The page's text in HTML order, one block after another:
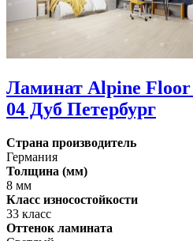
Ламинат Alpine
04 Дуб Петербург
Страна производитель
Германия
Толщина (мм)
8 мм
Класс износостойкости
33 класс
Оттенок ламината